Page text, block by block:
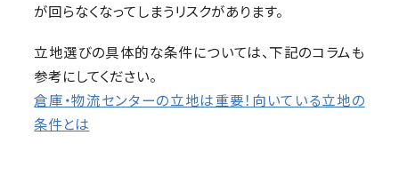
が回らなくなってしまうリスクがあります。
立地選びの具体的な条件については、下記のコラムも
参考にしてください。
倉庫・物流センターの立地は重要！向いている立地の
条件とは